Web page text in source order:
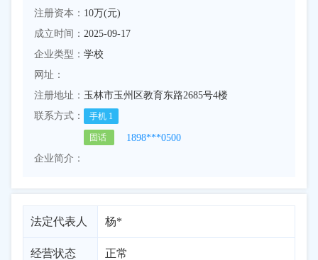
注册资本： 10万(元)
成立时间： 2025-09-17
企业类型： 学校
网址：
注册地址： 玉林市玉州区教育东路2685号4楼
联系方式：
手机 1
固话
1898***0500
企业简介：
法定代表人 杨*
经营状态 正常